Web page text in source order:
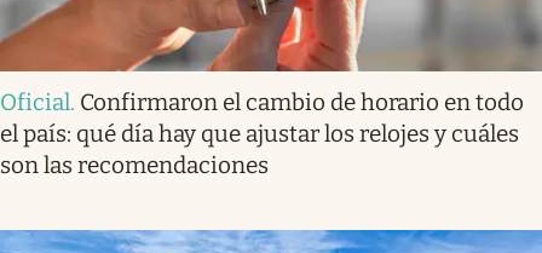
Oficial. Confirmaron el cambio de horario en todo
el país: qué día hay que ajustar los relojes y cuáles
son las recomendaciones